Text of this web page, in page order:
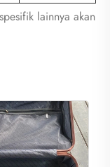
lainnya akan